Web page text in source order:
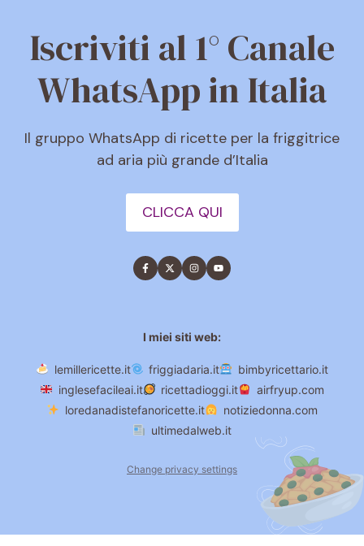
Iscriviti al 1° Canale
WhatsApp in Italia
Il gruppo WhatsApp di ricette per la friggitrice
ad aria più grande d’Italia
CLICCA QUI
I miei siti web:
lemillericette.it friggiadaria.it
bimbyricettario.it
inglesefacileai.it
ricettadioggi.it
airfryup.com
loredanadistefanoricette.it
notiziedonna.com
ultimedalweb.it
Change privacy settings